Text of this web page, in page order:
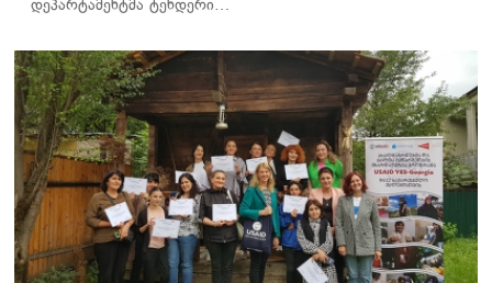
დეპარტამენტმა ტენდერი…